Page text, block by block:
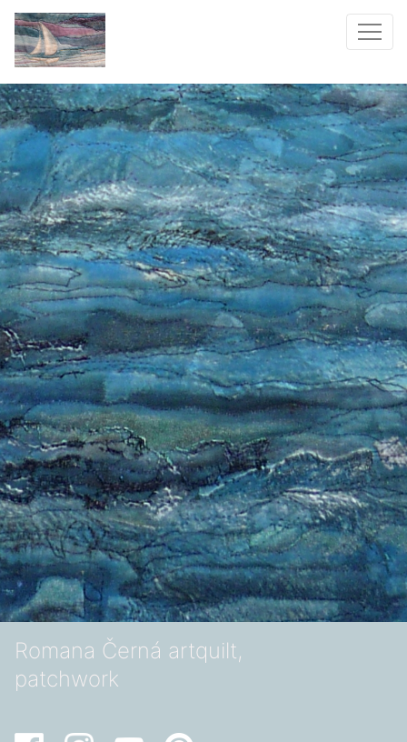
Romana Černá artquilt,
patchwork